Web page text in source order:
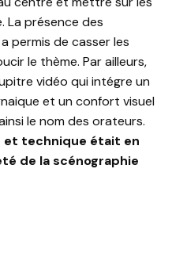
La présence des
permis de casser les
le thème. Par ailleurs,
vidéo qui intégre un
et un confort visuel
le nom des orateurs.
et technique était en
de la scénographie